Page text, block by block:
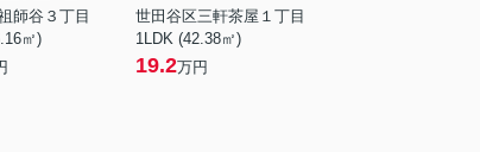
師谷３丁目
㎡)
世田谷区三軒茶屋１丁目
1LDK (42.38㎡)
19.2万円